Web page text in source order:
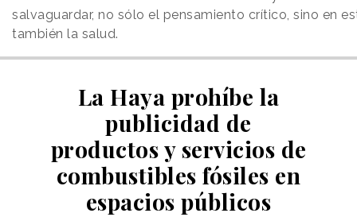
salvaguardar, no sólo el pensamiento crítico, sino en
también la salud.
La Haya prohíbe la
publicidad de
productos y servicios de
combustibles fósiles en
espacios públicos